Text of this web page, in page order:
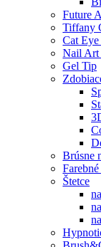
Future
Tiffany
Cat
Nail Art
Gel Tip
Brúsne
Štetce